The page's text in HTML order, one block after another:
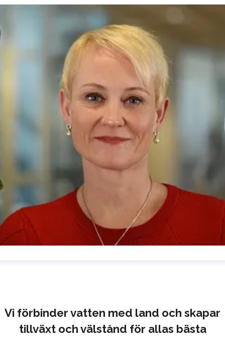
Vi förbinder vatten med land och skapar
tillväxt och välstånd för allas bästa